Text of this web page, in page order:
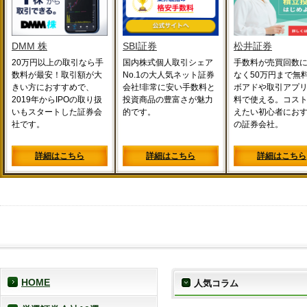
DMM 株
20万円以上の取引なら手
数料が最安！取引額が大
きい方におすすめで、
2019年からIPOの取り扱
いもスタートした証券会
社です。
詳細はこちら
SBI証券
国内株式個人取引シェア
No.1の大人気ネット証券
会社!非常に安い手数料と
投資商品の豊富さが魅力
的です。
詳細はこちら
松井証券
手数料が売買回数
なく50万円まで無
ボアドや取引アプ
料で使える。コス
えたい初心者にお
の証券会社。
詳細はこちら
HOME 人気コラム